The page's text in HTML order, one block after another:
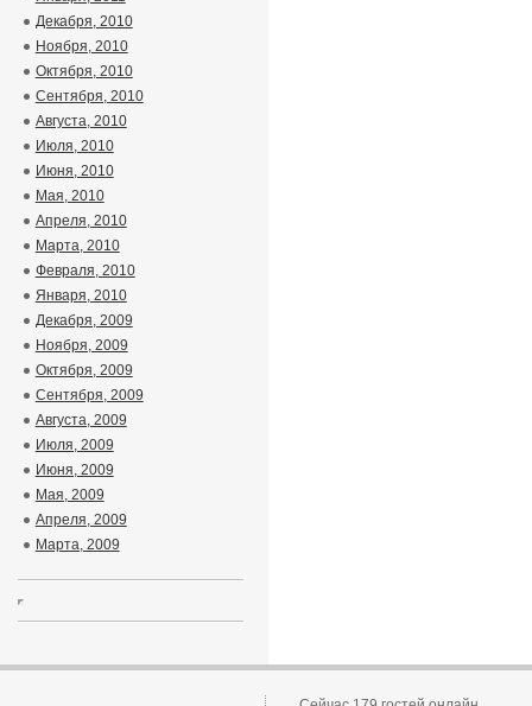
Декабря, 2010
Ноября, 2010
Октября, 2010
Сентября, 2010
Августа, 2010
Июля, 2010
Июня, 2010
Мая, 2010
Апреля, 2010
Марта, 2010
Февраля, 2010
Января, 2010
Декабря, 2009
Ноября, 2009
Октября, 2009
Сентября, 2009
Августа, 2009
Июля, 2009
Июня, 2009
Мая, 2009
Апреля, 2009
Марта, 2009